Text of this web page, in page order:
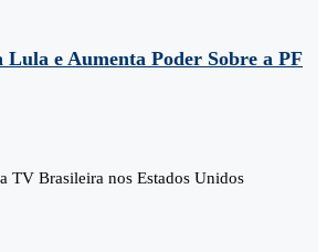
e Aumenta Poder Sobre a PF
TV Brasileira nos Estados Unidos